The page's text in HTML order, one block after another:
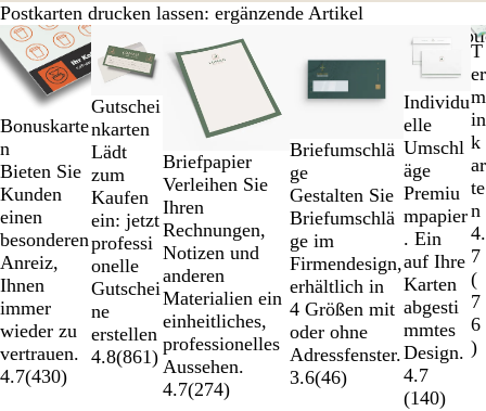
Postkarten drucken lassen: ergänzende Artikel
Bonuskarte
n
Bieten Sie
Kunden
einen
besonderen
Anreiz,
Ihnen
immer
wieder zu
vertrauen.
4.7(430)
Gutschei
nkarten
Lädt
zum
Kaufen
ein: jetzt
professi
onelle
Gutschei
ne
erstellen
4.8(861)
Neue Optionen
Briefpapier
Verleihen Sie
Ihren
Rechnungen,
Notizen und
anderen
Materialien ein
einheitliches,
professionelles
Aussehen.
4.7(274)
Briefumschlä
ge
Gestalten Sie
Briefumschlä
ge im
Firmendesign,
erhältlich in
4 Größen mit
oder ohne
Adressfenster.
3.6(46)
Neue
Individu
elle
Umschl
äge
Premiu
mpapier
. Ein
auf Ihre
Karten
abgesti
mmtes
Design.
4.7
(140)
T
er
m
in
k
ar
te
n
4.
7
(
7
6
)
Galeriebilder
1
bis
von
6